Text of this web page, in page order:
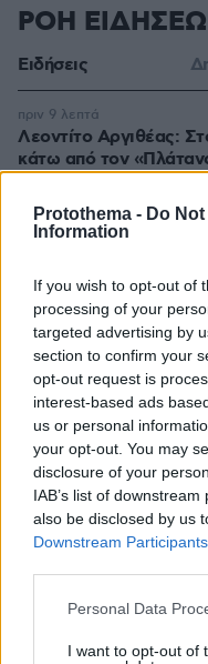
Protothema - Do
Information
If you wish to opt-out of
processing of your
targeted advertising by
section to confirm your
opt-out request is
interest-based ads
us or personal
your opt-out. You may
disclosure of your
IAB’s list of
also be disclosed by us
Downstream Participants
Please note that this
not limited to your visit
Personal Data
I want to opt-out of
ΡΟΗ
Ειδήσεις
Λεοντίτο Αργιθέας:
κάτω από τον
πριν 9 λεπτά
Δεύτερη εβδομάδα
για τον S&P 500
«Πόλεμος» Ισπανίας
Μαδρίτη επιβάλει και
Ρώμη «δεν δέχεται
Οι ΗΠΑ «βλέπουν» σύντομα μια συμφωνία για τα Στενά
του Ορμούζ, «υπάρχει
πριν 19 λεπτά
«Βγήκα χάλια!»:
φωτογραφίες, ενώ οι
πριν 23 λεπτά
Νέα Αγχίαλος:
πρακολουθώντας την
πριν 23 λεπτά
πριν 32 λεπτά